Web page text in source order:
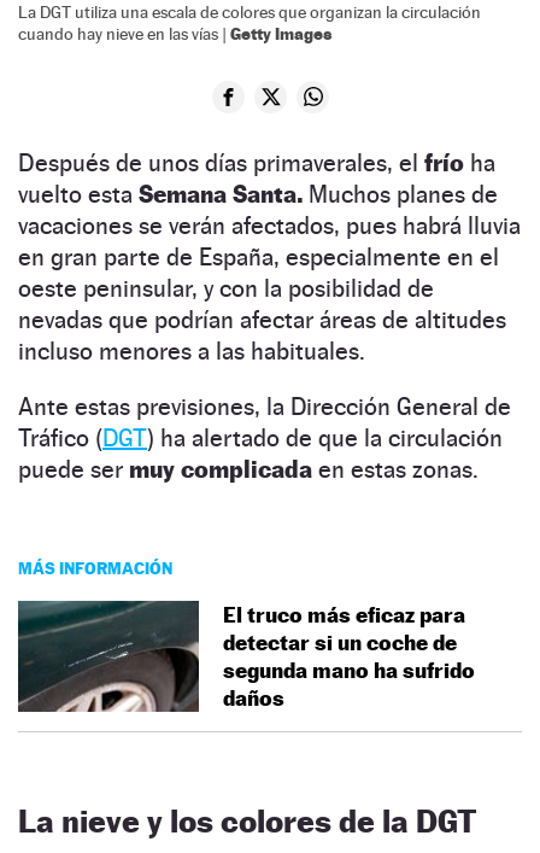
La DGT utiliza una escala de colores que organizan la circulación
cuando hay nieve en las vías | Getty Images
Después de unos días primaverales, el frío ha
vuelto esta Semana Santa. Muchos planes de
vacaciones se verán afectados, pues habrá lluvia
en gran parte de España, especialmente en el
oeste peninsular, y con la posibilidad de
nevadas que podrían afectar áreas de altitudes
incluso menores a las habituales.
Ante estas previsiones, la Dirección General de
Tráfico (DGT) ha alertado de que la circulación
puede ser muy complicada en estas zonas.
MÁS INFORMACIÓN
El truco más eficaz para
detectar si un coche de
segunda mano ha sufrido
daños
La nieve y los colores de la DGT